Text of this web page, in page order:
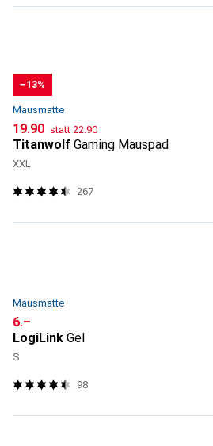
−13%
Mausmatte
CHF
19.90 statt CHF
22.90
Titanwolf Gaming Mauspad
XXL
267
Mausmatte
CHF
6.–
LogiLink Gel
S
98